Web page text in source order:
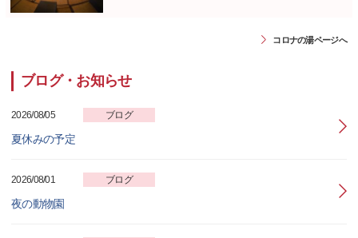
コロナの湯ページへ
ブログ・お知らせ
2026/08/05 ブログ
夏休みの予定
2026/08/01 ブログ
夜の動物園